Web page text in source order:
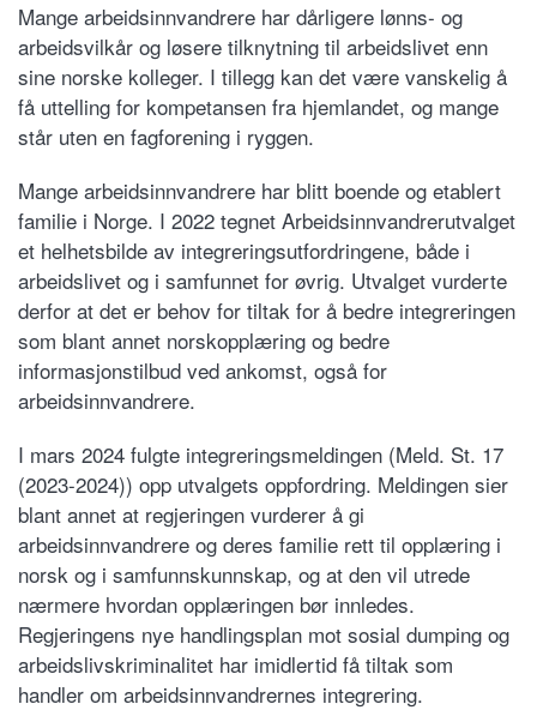
Mange arbeidsinnvandrere har dårligere lønns- og
arbeidsvilkår og løsere tilknytning til arbeidslivet enn
sine norske kolleger. I tillegg kan det være vanskelig å
få uttelling for kompetansen fra hjemlandet, og mange
står uten en fagforening i ryggen.
Mange arbeidsinnvandrere har blitt boende og etablert
familie i Norge. I 2022 tegnet Arbeidsinnvandrerutvalget
et helhetsbilde av integreringsutfordringene, både i
arbeidslivet og i samfunnet for øvrig. Utvalget vurderte
derfor at det er behov for tiltak for å bedre integreringen
som blant annet norskopplæring og bedre
informasjonstilbud ved ankomst, også for
arbeidsinnvandrere.
I mars 2024 fulgte integreringsmeldingen (Meld. St. 17
(2023-2024)) opp utvalgets oppfordring. Meldingen sier
blant annet at regjeringen vurderer å gi
arbeidsinnvandrere og deres familie rett til opplæring i
norsk og i samfunnskunnskap, og at den vil utrede
nærmere hvordan opplæringen bør innledes.
Regjeringens nye handlingsplan mot sosial dumping og
arbeidslivskriminalitet har imidlertid få tiltak som
handler om arbeidsinnvandrernes integrering.